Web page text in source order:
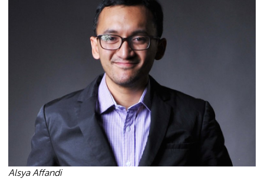
Alsya Affandi